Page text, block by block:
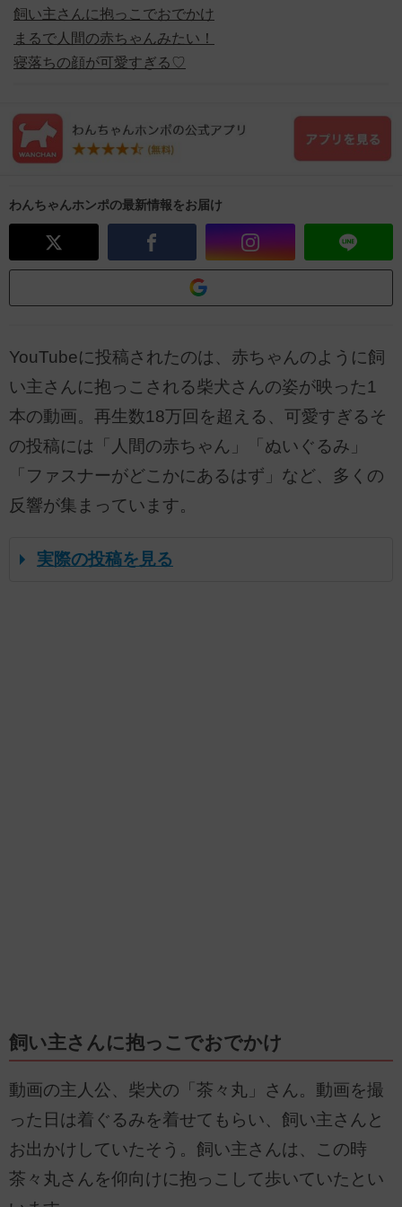
飼い主さんに抱っこでおでかけ
まるで人間の赤ちゃんみたい！
寝落ちの顔が可愛すぎる♡
わんちゃんホンポの最新情報をお届け
YouTubeに投稿されたのは、赤ちゃんのように飼
い主さんに抱っこされる柴犬さんの姿が映った1
本の動画。再生数18万回を超える、可愛すぎるそ
の投稿には「人間の赤ちゃん」「ぬいぐるみ」
「ファスナーがどこかにあるはず」など、多くの
反響が集まっています。
実際の投稿を見る
飼い主さんに抱っこでおでかけ
動画の主人公、柴犬の「茶々丸」さん。動画を撮
った日は着ぐるみを着せてもらい、飼い主さんと
お出かけしていたそう。飼い主さんは、この時
茶々丸さんを仰向けに抱っこして歩いていたとい